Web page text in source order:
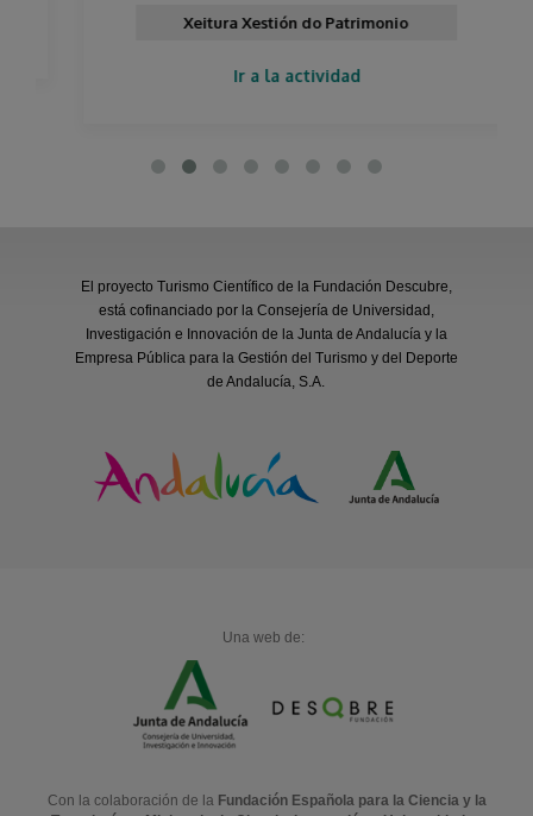
Xeitura Xestión do Patrimonio
Ir a la actividad
El proyecto Turismo Científico de la Fundación Descubre,
está cofinanciado por la Consejería de Universidad,
Investigación e Innovación de la Junta de Andalucía y la
Empresa Pública para la Gestión del Turismo y del Deporte
de Andalucía, S.A.
Una web de:
Con la colaboración de la Fundación Española para la Ciencia y la